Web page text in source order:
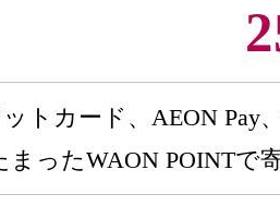
トカード、AEON Pay
まったWAON POINTで